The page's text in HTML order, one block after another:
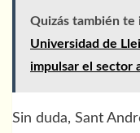
Quizás también te
Universidad de
impulsar el sector
Sin duda, Sant